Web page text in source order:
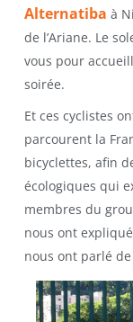
Alternatiba à
de l’Ariane. Le
vous pour
soirée.
Et ces cyclistes
parcourent la
bicyclettes, afin
écologiques qui
membres du
nous ont
nous ont parlé